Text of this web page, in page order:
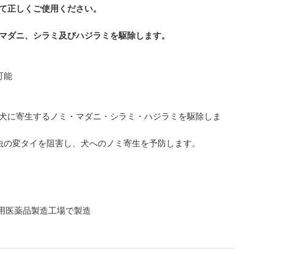
しくご使用ください。
ダニ、シラミ及びハジラミを駆除します。
能
に寄生するノミ・マダニ・シラミ・ハジラミを駆除しま
変タイを阻害し、犬へのノミ寄生を予防します。
医薬品製造工場で製造